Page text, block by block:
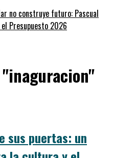
no construye futuro: Pascual
Presupuesto 2026
sus puertas: un